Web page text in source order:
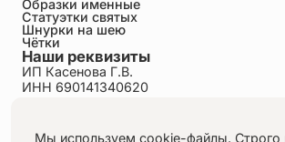
Образки именные
Статуэтки святых
Шнурки на шею
Чётки
Наши реквизиты
ИП Касенова Г.В.
ИНН 690141340620
Пользовательское соглашение
Мы используем cookie-файлы.